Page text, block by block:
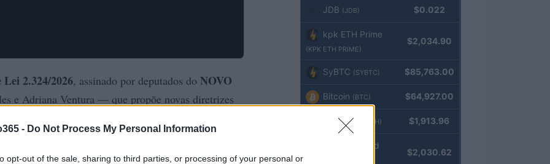
- Do Not Process My Personal Information
opt-out of the sale, sharing to third parties, or processing of your personal or
2.324/2026, assinado por deputados do NOVO
e Adriana Ventura — que propõe novas diretrizes
emtokens digitaise determina quando o devedor
de criptoativos.
JDB (JDB) $0.022
kpk ETH Prime
(KPK ETH PRIME)
$2,034.90
SyBTC (SYBTC) $85,763.00
Bitcoin (BTC) $64,927.00
Ethereum (ETH) $1,913.96
kpk ETH Yield
$2,030.62